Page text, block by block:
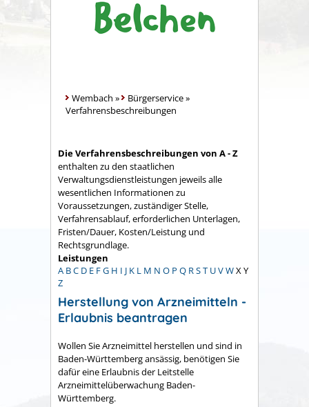
Wembach » Bürgerservice»
Verfahrensbeschreibungen
Die Verfahrensbeschreibungen von A - Z
enthalten zu den staatlichen
Verwaltungsdienstleistungen jeweils alle
wesentlichen Informationen zu
Voraussetzungen, zuständiger Stelle,
Verfahrensablauf, erforderlichen Unterlagen,
Fristen/Dauer, Kosten/Leistung und
Rechtsgrundlage.
Leistungen
A BC D E FG H I J K L M N O P Q RST UVWX Y
Z
Herstellung von Arzneimitteln -
Erlaubnis beantragen
Wollen Sie Arzneimittel herstellen und sind in
Baden-Württemberg ansässig, benötigen Sie
dafür eine Erlaubnis der Leitstelle
Arzneimittelüberwachung Baden-
Württemberg.